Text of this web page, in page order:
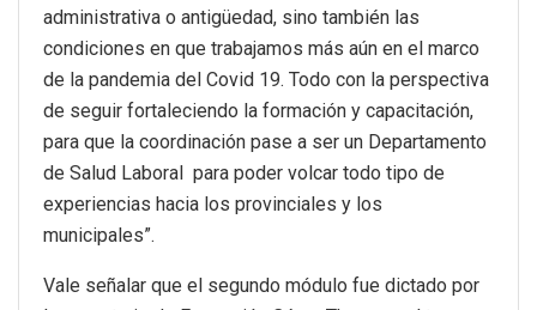
administrativa o antigüedad, sino también las
condiciones en que trabajamos más aún en el marco
de la pandemia del Covid 19. Todo con la perspectiva
de seguir fortaleciendo la formación y capacitación,
para que la coordinación pase a ser un Departamento
de Salud Laboral para poder volcar todo tipo de
experiencias hacia los provinciales y los
municipales”.
Vale señalar que el segundo módulo fue dictado por